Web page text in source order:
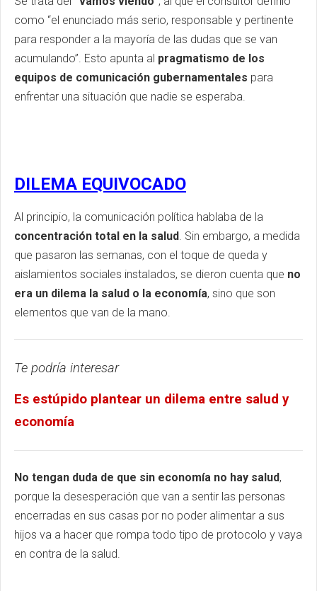
como “el enunciado más serio, responsable y pertinente
para responder a la mayoría de las dudas que se van
acumulando”. Esto apunta al pragmatismo de los
equipos de comunicación gubernamentales para
enfrentar una situación que nadie se esperaba.
DILEMA EQUIVOCADO
Al principio, la comunicación política hablaba de la
concentración total en la salud. Sin embargo, a medida
que pasaron las semanas, con el toque de queda y
aislamientos sociales instalados, se dieron cuenta que no
era un dilema la salud o la economía, sino que son
elementos que van de la mano.
Te podría interesar
Es estúpido plantear un dilema entre salud y
economía
No tengan duda de que sin economía no hay salud,
porque la desesperación que van a sentir las personas
encerradas en sus casas por no poder alimentar a sus
hijos va a hacer que rompa todo tipo de protocolo y vaya
en contra de la salud.